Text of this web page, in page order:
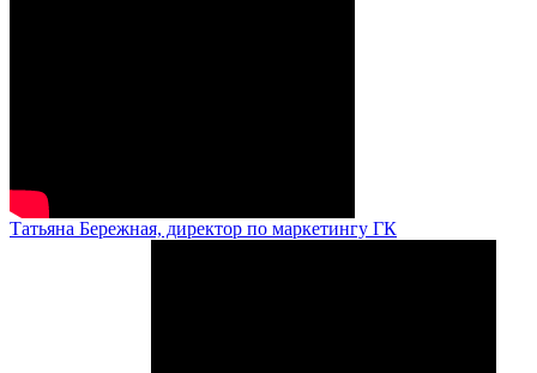
Татьяна Бережная, директор по маркетингу ГК